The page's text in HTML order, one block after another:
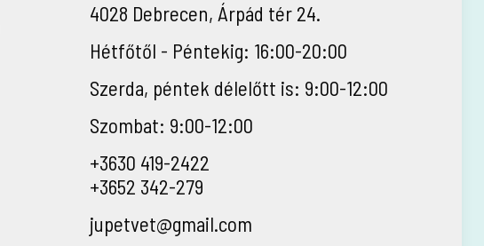
4028 Debrecen, Árpád tér 24.
Hétfőtől - Péntekig: 16:00-20:00
Szerda, péntek délelőtt is: 9:00-12:00
Szombat: 9:00-12:00
+3630 419-2422
+3652 342-279
jupetvet@gmail.com